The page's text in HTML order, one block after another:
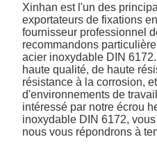
Xinhan est l'un des
exportateurs de fixations
fournisseur professionnel
recommandons
acier inoxydable DIN
haute qualité, de haute
résistance à la corrosion,
d'environnements de
intéressé par notre écrou
inoxydable DIN 6172,
nous vous répondrons à